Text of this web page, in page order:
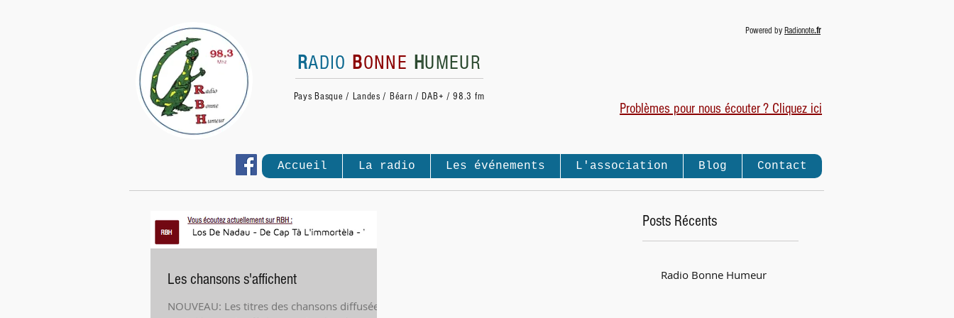
RADIO BONNE HUMEUR
Pays Basque / Landes / Béarn / DAB+ / 98.3 fm
Powered by Radionote.fr
Problèmes pour nous écouter ? Cliquez ici
Accueil La radio Les événements L'association Blog Contact
Les chansons s'affichent
NOUVEAU: Les titres des chansons diffusées
Posts Récents
Radio Bonne Humeur